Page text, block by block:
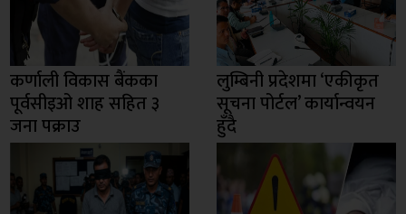
कर्णाली विकास बैंकका
पूर्वसीइओ शाह सहित ३
जना पक्राउ
लुम्बिनी प्रदेशमा ‘एकीकृत
सूचना पोर्टल’ कार्यान्वयन
हुँदै